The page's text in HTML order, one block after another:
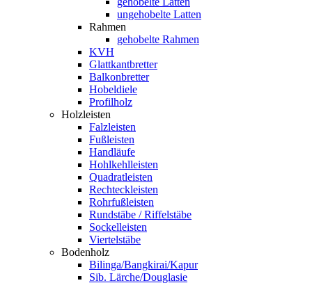
ungehobelte Latten
Rahmen
gehobelte Rahmen
KVH
Glattkantbretter
Balkonbretter
Hobeldiele
Profilholz
Holzleisten
Falzleisten
Fußleisten
Handläufe
Hohlkehlleisten
Quadratleisten
Rechteckleisten
Rohrfußleisten
Rundstäbe / Riffelstäbe
Sockelleisten
Viertelstäbe
Bodenholz
Bilinga/Bangkirai/Kapur
Sib. Lärche/Douglasie